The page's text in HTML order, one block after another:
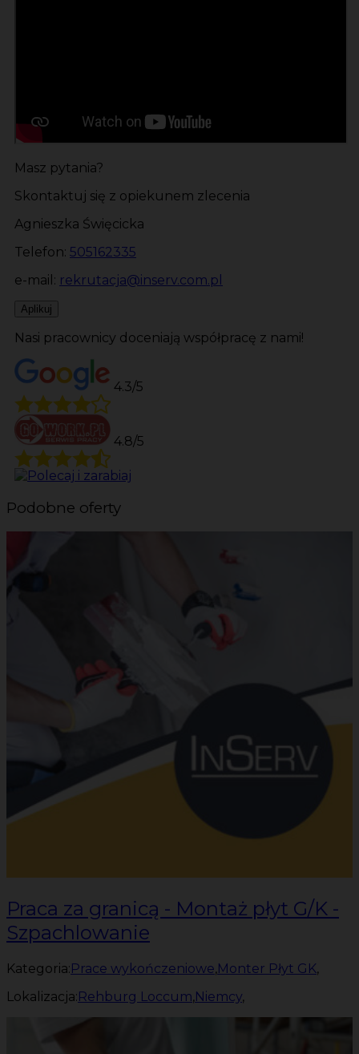
Masz pytania?
Skontaktuj się z opiekunem zlecenia
Agnieszka Święcicka
Telefon: 505162335
e-mail: rekrutacja@inserv.com.pl
Aplikuj
Nasi pracownicy doceniają współpracę z nami!
4.3/5
4.8/5
Podobne oferty
Praca za granicą - Montaż płyt G/K -
Szpachlowanie
Kategoria: Prace wykończeniowe,Monter Płyt GK,
Lokalizacja: Rehburg Loccum,Niemcy,